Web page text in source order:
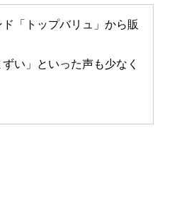
「トップバリュ」から販
い」といった声も少なく